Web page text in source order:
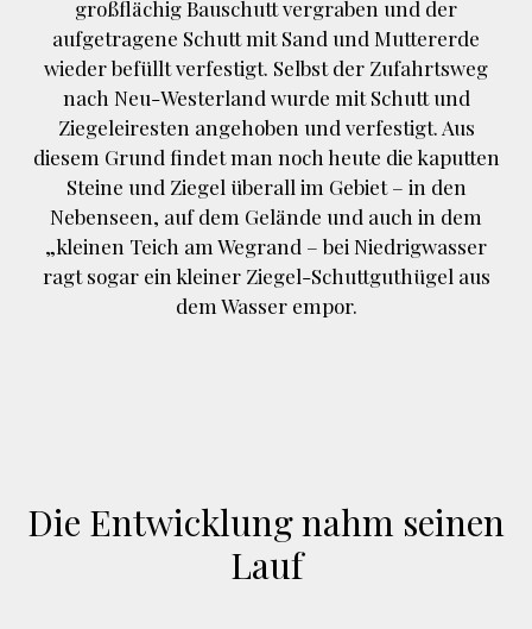
großflächig Bauschutt vergraben und der
aufgetragene Schutt mit Sand und Muttererde
wieder befüllt verfestigt. Selbst der Zufahrtsweg
nach Neu-Westerland wurde mit Schutt und
Ziegeleiresten angehoben und verfestigt. Aus
diesem Grund findet man noch heute die kaputten
Steine und Ziegel überall im Gebiet – in den
Nebenseen, auf dem Gelände und auch in dem
„kleinen Teich am Wegrand – bei Niedrigwasser
ragt sogar ein kleiner Ziegel-Schuttguthügel aus
dem Wasser empor.
Die Entwicklung nahm seinen
Lauf